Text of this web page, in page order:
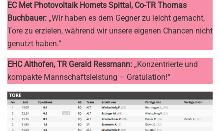
EC Met Photovoltaik Hornets Spittal, Co-TR Thomas
Buchbauer: „Wir haben es dem Gegner zu leicht gemacht,
Tore zu erzielen, während wir unsere eigenen Chancen nicht
genutzt haben.“
EHC Althofen, TR Gerald Ressmann: „Konzentrierte und
kompakte Mannschaftsleistung – Gratulation!“